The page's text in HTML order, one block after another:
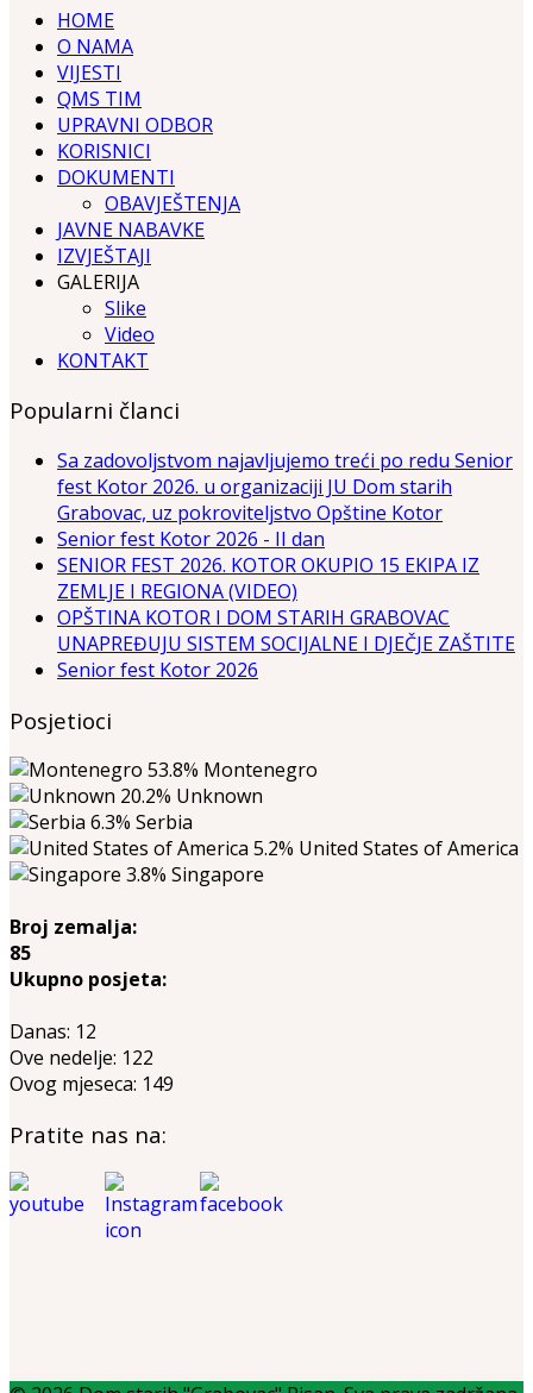
HOME
O NAMA
VIJESTI
QMS TIM
UPRAVNI ODBOR
KORISNICI
DOKUMENTI
OBAVJEŠTENJA
JAVNE NABAVKE
IZVJEŠTAJI
GALERIJA
Slike
Video
KONTAKT
Popularni članci
Sa zadovoljstvom najavljujemo treći po redu Senior
fest Kotor 2026. u organizaciji JU Dom starih
Grabovac, uz pokroviteljstvo Opštine Kotor
Senior fest Kotor 2026 - II dan
SENIOR FEST 2026. KOTOR OKUPIO 15 EKIPA IZ
ZEMLJE I REGIONA (VIDEO)
OPŠTINA KOTOR I DOM STARIH GRABOVAC
UNAPREĐUJU SISTEM SOCIJALNE I DJEČJE ZAŠTITE
Senior fest Kotor 2026
Posjetioci
53.8% Montenegro
20.2% Unknown
6.3% Serbia
5.2% United States of America
3.8% Singapore
Broj zemalja:
85
Ukupno posjeta:
Danas: 12
Ove nedelje: 122
Ovog mjeseca: 149
Pratite nas na: